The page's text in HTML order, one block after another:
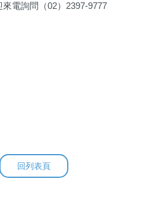
電詢問（02）2397-9777
回列表頁